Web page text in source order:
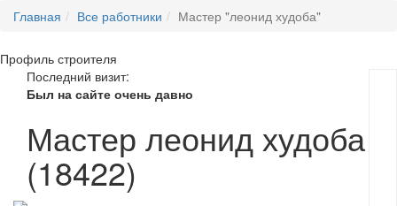
Главная
Все работники Мастер "леонид худоба"
Профиль строителя
Последний визит:
Был на сайте очень давно
Мастер леонид худоба
(18422)